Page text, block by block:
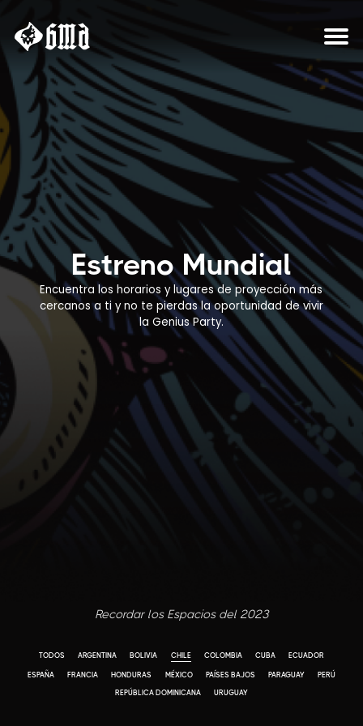
Estreno Mundial
Encuentra los horarios y lugares de proyección más
cercanos a ti y no te pierdas la oportunidad de vivir
la Genius Party.
Recordar los Espacios del 2023
TODOS ARGENTINA BOLIVIA CHILE COLOMBIA CUBA ECUADOR
ESPAÑA FRANCIA HONDURAS MÉXICO PAÍSES BAJOS PARAGUAY PERÚ
REPÚBLICA DOMINICANA URUGUAY